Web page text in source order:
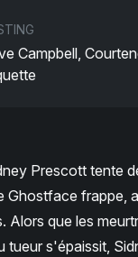
Campbell,
Prescott tente
frappe,
Alors que les
tueur s'épaissit,